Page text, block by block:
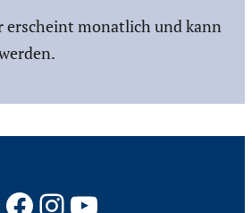
erscheint monatlich und kann
Facebook
Instagram
YouTube